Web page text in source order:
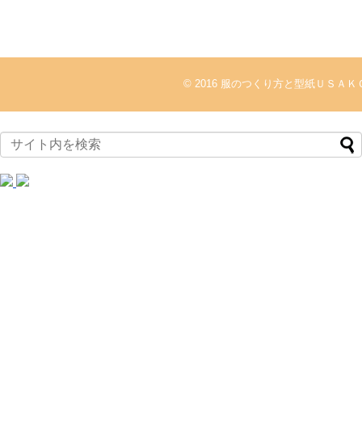
© 2016 服のつくり方と型紙ＵＳＡＫ